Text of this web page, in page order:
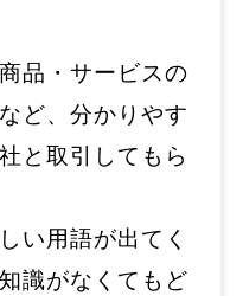
品・サービスの
ど、分かりやす
と取引してもら
い用語が出てく
識がなくてもど